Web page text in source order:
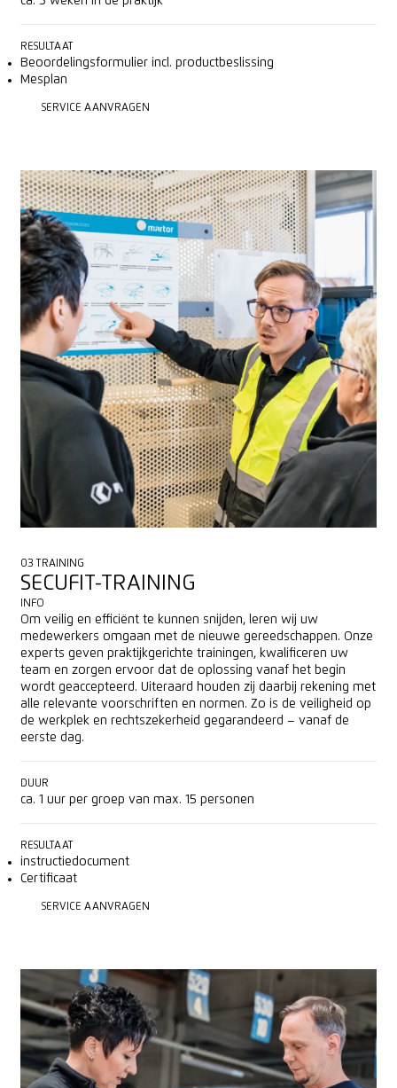
RESULTAAT
Beoordelingsformulier incl. productbeslissing
Mesplan
SERVICE AANVRAGEN
03 TRAINING
SECUFIT-TRAINING
INFO
Om veilig en efficiënt te kunnen snijden, leren wij uw
medewerkers omgaan met de nieuwe gereedschappen. Onze
experts geven praktijkgerichte trainingen, kwalificeren uw
team en zorgen ervoor dat de oplossing vanaf het begin
wordt geaccepteerd. Uiteraard houden zij daarbij rekening met
alle relevante voorschriften en normen. Zo is de veiligheid op
de werkplek en rechtszekerheid gegarandeerd – vanaf de
eerste dag.
DUUR
ca. 1 uur per groep van max. 15 personen
RESULTAAT
instructiedocument
Certificaat
SERVICE AANVRAGEN